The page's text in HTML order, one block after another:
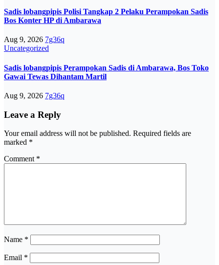
Sadis lobangpipis Polisi Tangkap 2 Pelaku Perampokan Sadis
Bos Konter HP di Ambarawa
Aug 9, 2026 7g36q
Uncategorized
Sadis lobangpipis Perampokan Sadis di Ambarawa, Bos Toko
Gawai Tewas Dihantam Martil
Aug 9, 2026 7g36q
Leave a Reply
Your email address will not be published. Required fields are
marked *
Comment *
Name *
Email *